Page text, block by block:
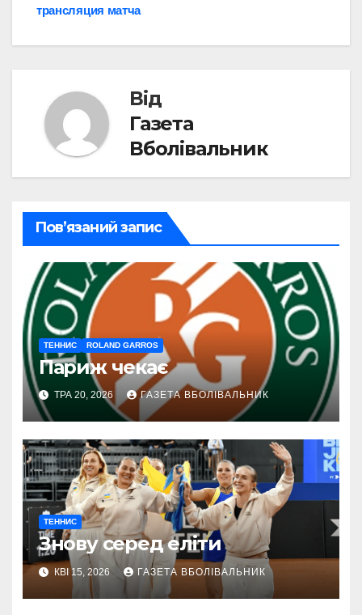
трансляция матча
Від
Газета
Вболівальник
Пов’язаний запис
ТЕННИС ROLAND GARROS
Париж чекає
ТРА 20, 2026 ГАЗЕТА ВБОЛІВАЛЬНИК
ТЕННИС
Знову серед еліти
КВІ 15, 2026 ГАЗЕТА ВБОЛІВАЛЬНИК